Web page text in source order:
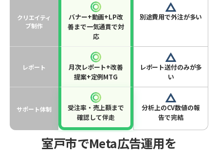
クリエイティ
ブ制作
バナー+動画+LP改
善まで一気通貫で対
応
別途費用で外注が多い
レポート
月次レポート+改善
提案+定例MTG
レポート送付のみが多
い
サポート体制
受注率・売上額まで
確認して伴走
分析上のCV数値の報
告で完結
室戸市でMeta広告運用を